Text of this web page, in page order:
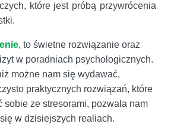
które jest próbą przywrócenia
, to świetne rozwiązanie oraz
w poradniach psychologicznych.
możne nam się wydawać,
praktycznych rozwiązań, które
sobie ze stresorami, pozwala nam
w dzisiejszych realiach.